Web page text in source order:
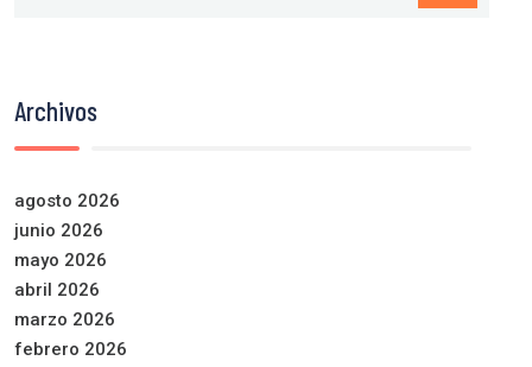
Archivos
agosto 2026
junio 2026
mayo 2026
abril 2026
marzo 2026
febrero 2026